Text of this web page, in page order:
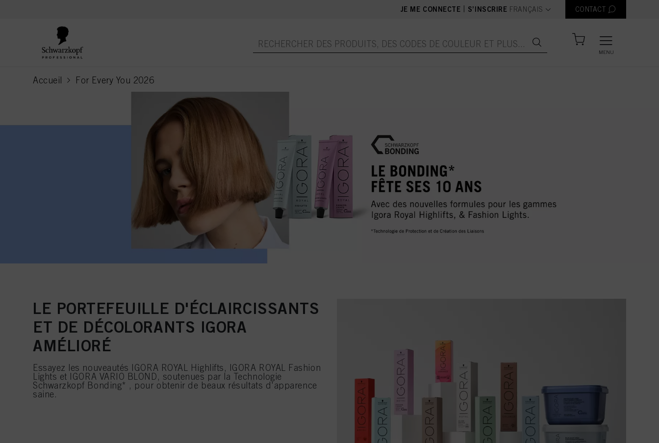
JE ME CONNECTE S’INSCRIRE text.language
FRANÇAIS CONTACT
MENU
Accueil For Every You 2026
current page
LE PORTEFEUILLE D'ÉCLAIRCISSANTS
ET DE DÉCOLORANTS IGORA
AMÉLIORÉ
Essayez les nouveautés IGORA ROYAL Highlifts, IGORA ROYAL Fashion
Lights et IGORA VARIO BLOND, soutenues par la Technologie
Schwarzkopf Bonding* , pour obtenir de beaux résultats d'apparence
saine.